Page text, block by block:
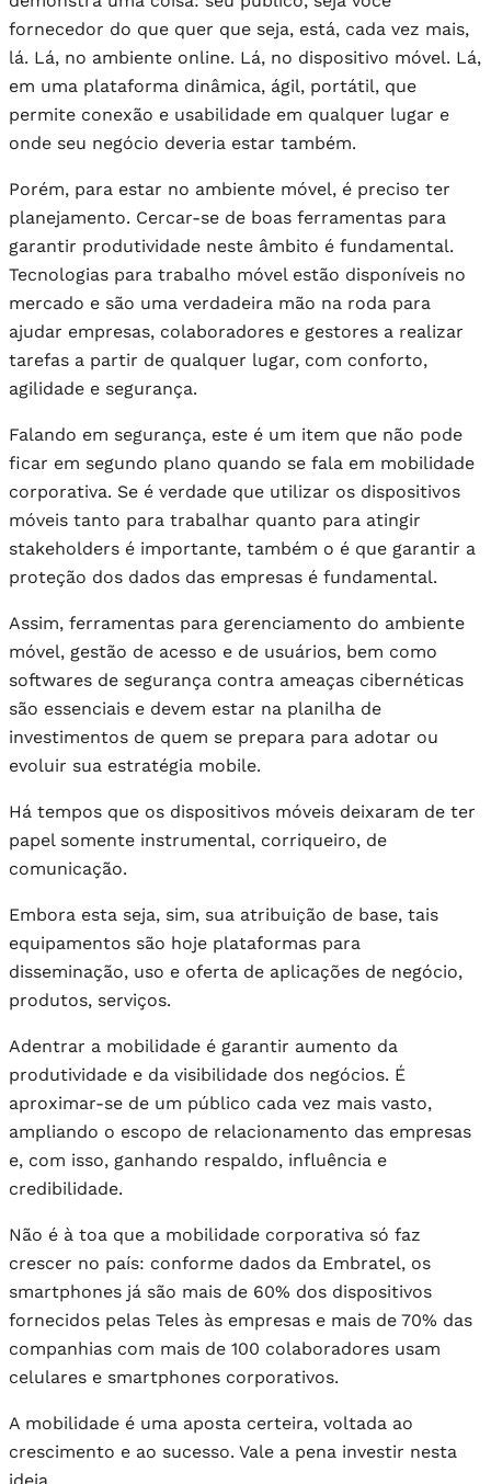
fornecedor do que quer que seja, está, cada vez mais,
lá. Lá, no ambiente online. Lá, no dispositivo móvel. Lá,
em uma plataforma dinâmica, ágil, portátil, que
permite conexão e usabilidade em qualquer lugar e
onde seu negócio deveria estar também.
Porém, para estar no ambiente móvel, é preciso ter
planejamento. Cercar-se de boas ferramentas para
garantir produtividade neste âmbito é fundamental.
Tecnologias para trabalho móvel estão disponíveis no
mercado e são uma verdadeira mão na roda para
ajudar empresas, colaboradores e gestores a realizar
tarefas a partir de qualquer lugar, com conforto,
agilidade e segurança.
Falando em segurança, este é um item que não pode
ficar em segundo plano quando se fala em mobilidade
corporativa. Se é verdade que utilizar os dispositivos
móveis tanto para trabalhar quanto para atingir
stakeholders é importante, também o é que garantir a
proteção dos dados das empresas é fundamental.
Assim, ferramentas para gerenciamento do ambiente
móvel, gestão de acesso e de usuários, bem como
softwares de segurança contra ameaças cibernéticas
são essenciais e devem estar na planilha de
investimentos de quem se prepara para adotar ou
evoluir sua estratégia mobile.
Há tempos que os dispositivos móveis deixaram de ter
papel somente instrumental, corriqueiro, de
comunicação.
Embora esta seja, sim, sua atribuição de base, tais
equipamentos são hoje plataformas para
disseminação, uso e oferta de aplicações de negócio,
produtos, serviços.
Adentrar a mobilidade é garantir aumento da
produtividade e da visibilidade dos negócios. É
aproximar-se de um público cada vez mais vasto,
ampliando o escopo de relacionamento das empresas
e, com isso, ganhando respaldo, influência e
credibilidade.
Não é à toa que a mobilidade corporativa só faz
crescer no país: conforme dados da Embratel, os
smartphones já são mais de 60% dos dispositivos
fornecidos pelas Teles às empresas e mais de 70% das
companhias com mais de 100 colaboradores usam
celulares e smartphones corporativos.
A mobilidade é uma aposta certeira, voltada ao
crescimento e ao sucesso. Vale a pena investir nesta